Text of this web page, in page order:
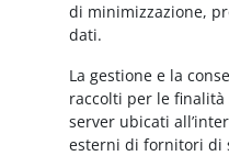
di minimizzazione,
dati.
La gestione e la
raccolti per le finalità
server ubicati
esterni di fornitori di